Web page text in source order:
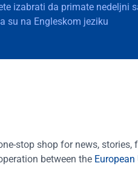
izabrati da primate nedeljni
su na Engleskom jeziku
stop shop for news,
between the European